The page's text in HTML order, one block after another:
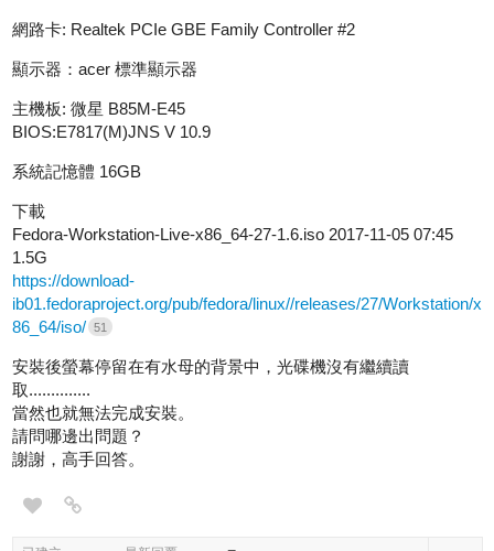
網路卡: Realtek PCIe GBE Family Controller #2
顯示器：acer 標準顯示器
主機板: 微星 B85M-E45
BIOS:E7817(M)JNS V 10.9
系統記憶體 16GB
下載
Fedora-Workstation-Live-x86_64-27-1.6.iso 2017-11-05 07:45
1.5G
https://download-
ib01.fedoraproject.org/pub/fedora/linux//releases/27/Workstation/x
86_64/iso/ 51
安裝後螢幕停留在有水母的背景中，光碟機沒有繼續讀
取..............
當然也就無法完成安裝。
請問哪邊出問題？
謝謝，高手回答。